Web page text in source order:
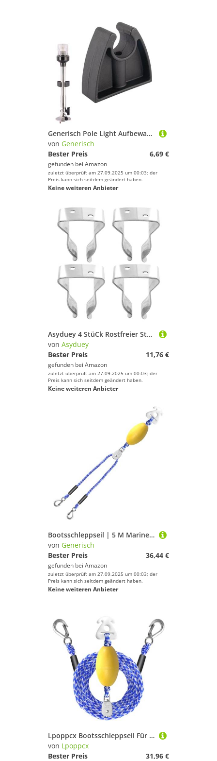
Generisch Pole Light Aufbewahrungsclips Für Boot,Schwarze Stangenlicht Halterung Für Boot - Halter Für Wand Dock Marine Yacht Kayak Taschenlampe Haken Aufbewahrung Schiff Zubehör
von Generisch
Bester Preis
6,69 €
gefunden bei Amazon
zuletzt überprüft am 27.09.2025 um 00:03; der
Preis kann sich seitdem geändert haben.
Keine weiteren Anbieter
Asyduey 4 StüCk Rostfreier Stahl Boots Haken Kleine Klemme Halter Boot Ruder Halter Marine Klemme Silberne Klammer Klemme
von Asyduey
Bester Preis
11,76 €
gefunden bei Amazon
zuletzt überprüft am 27.09.2025 um 00:03; der
Preis kann sich seitdem geändert haben.
Keine weiteren Anbieter
Bootsschleppseil | 5 M Marine Schleppleine | Schwimmkugel mit Haken für Rettungseinsatz Training Anlegen Surfen Schneemobile
von Generisch
Bester Preis
36,44 €
gefunden bei Amazon
zuletzt überprüft am 27.09.2025 um 00:03; der
Preis kann sich seitdem geändert haben.
Keine weiteren Anbieter
Lpoppcx Bootsschleppseil Für Tubing | 5 Meter Wasserskiseil Mit Schwimmball Und Haken,Robuster Gurt Mit Schwimmball Und Haken Für Sicherheit Bei Marine, Festmachen, Training, Surfen, Rennen,
von Lpoppcx
Bester Preis
31,96 €